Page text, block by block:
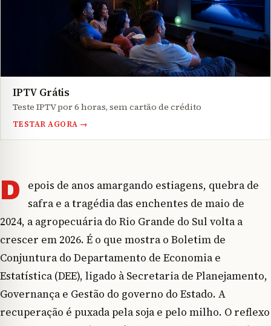
IPTV Grátis
Teste IPTV por 6 horas, sem cartão de crédito
TESTAR AGORA →
D
epois de anos amargando estiagens, quebra de
safra e a tragédia das enchentes de maio de
2024, a agropecuária do Rio Grande do Sul volta a
crescer em 2026. É o que mostra o Boletim de
Conjuntura do Departamento de Economia e
Estatística (DEE), ligado à Secretaria de Planejamento,
Governança e Gestão do governo do Estado. A
recuperação é puxada pela soja e pelo milho. O reflexo